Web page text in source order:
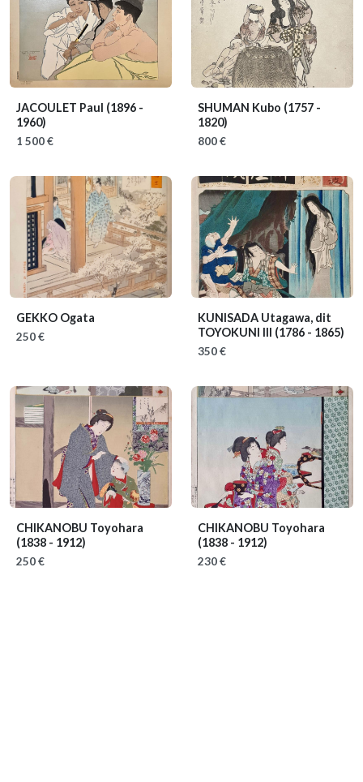
JACOULET Paul (1896 -
1960)
1 500 €
SHUMAN Kubo (1757 -
1820)
800 €
GEKKO Ogata
250 €
KUNISADA Utagawa, dit
TOYOKUNI III (1786 - 1865)
350 €
CHIKANOBU Toyohara
(1838 - 1912)
250 €
CHIKANOBU Toyohara
(1838 - 1912)
230 €